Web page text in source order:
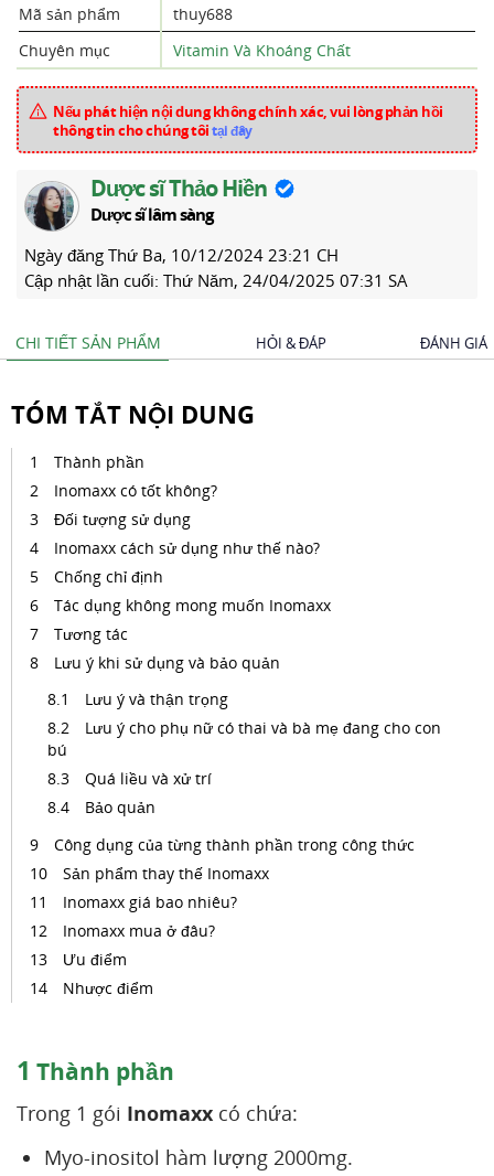
Mã sản phẩm
thuy688
Chuyên mục
Vitamin Và Khoáng Chất
Nếu phát hiện nội dung không chính xác, vui lòng phản hồi
thông tin cho chúng tôitại đây
Dược sĩ Thảo Hiền
Dược sĩ lâm sàng
Ngày đăng Thứ Ba, 10/12/2024 23:21 CH
Cập nhật lần cuối: Thứ Năm, 24/04/2025 07:31 SA
CHI TIẾT SẢN PHẨM HỎI & ĐÁP ĐÁNH GIÁ
TÓM TẮT NỘI DUNG
Thành phần
Inomaxx có tốt không?
Đối tượng sử dụng
Inomaxx cách sử dụng như thế nào?
Chống chỉ định
Tác dụng không mong muốn Inomaxx
Tương tác
Lưu ý khi sử dụng và bảo quản
Lưu ý và thận trọng
Lưu ý cho phụ nữ có thai và bà mẹ đang cho con
bú
Quá liều và xử trí
Bảo quản
Công dụng của từng thành phần trong công thức
Sản phẩm thay thế Inomaxx
Inomaxx giá bao nhiêu?
Inomaxx mua ở đâu?
Ưu điểm
Nhược điểm
1 Thành phần
Trong 1 gói Inomaxx có chứa:
Myo-inositol hàm lượng 2000mg.